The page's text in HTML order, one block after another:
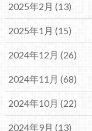
2025年2月 (13)
2025年1月 (15)
2024年12月 (26)
2024年11月 (68)
2024年10月 (22)
2024年9月 (13)